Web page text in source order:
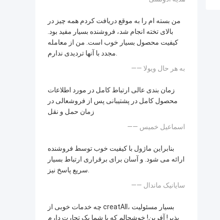
من بسته ام را به موقع دریافت کردم همه چیز در
بالای تخته انجام شد، فروشنده بسیار مفید بود.
کیفیت محصول بسیار خوب است. من از معامله
مجدد با آنها تردیدی ندارم.
—— به هر حال ویولا
زمان بندی عالی ارتباط کامل در مورد اطلاعات
محصول کامل در پشتیبانی پس از فروشعالی در
زمان حمل و نقل
—— اسماعیل خمیس
بنابراین ماژول با کیفیت خوب توسط فروشنده
ارائه می شود. و آسان برای برقراری ارتباط بسیار
سریع پاسخ نیز.
—— سایانیک ماندال
چه خدمات خوبی از creatAll، بسیار مسئولیت
پذیر! آفرین! خوشحالم که با شما یک تجارت دارم